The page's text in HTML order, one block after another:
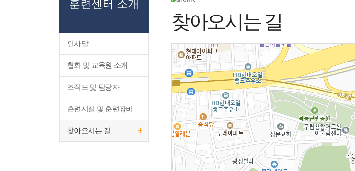
훈련센터 소개
인사말
협회 및 교육원 소개
조직도 및 담당자
훈련시설 및 훈련장비
찾아오시는 길
찾아오시는 길